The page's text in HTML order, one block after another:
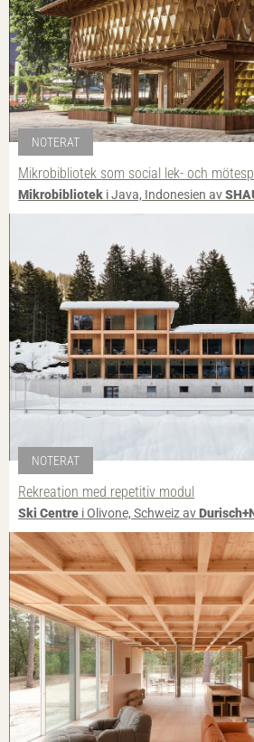
NOTERAT
Mikrobibliotek som social lek- och
Mikrobibliotek i Java, Indonesien av
NOTERAT
Rekreation med repetitiv modul
Ski Centre i Olivone, Schweiz av